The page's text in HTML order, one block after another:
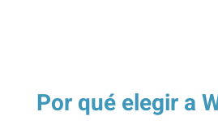
Por qué elegir a